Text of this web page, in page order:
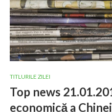
TITLURILE ZILEI
Top news
economică a